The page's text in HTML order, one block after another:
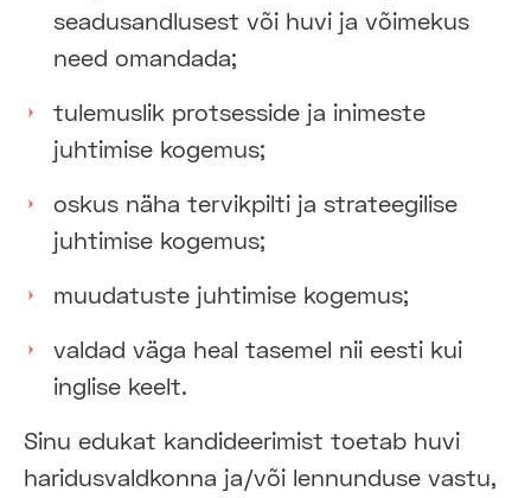
seadusandlusest või huvi ja võimekus
need omandada;
tulemuslik protsesside ja inimeste
juhtimise kogemus;
oskus näha tervikpilti ja strateegilise
juhtimise kogemus;
muudatuste juhtimise kogemus;
valdad väga heal tasemel nii eesti kui
inglise keelt.
Sinu edukat kandideerimist toetab huvi
haridusvaldkonna ja/või lennunduse vastu,